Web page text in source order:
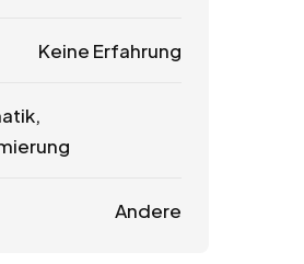
Keine Erfahrung
Andere